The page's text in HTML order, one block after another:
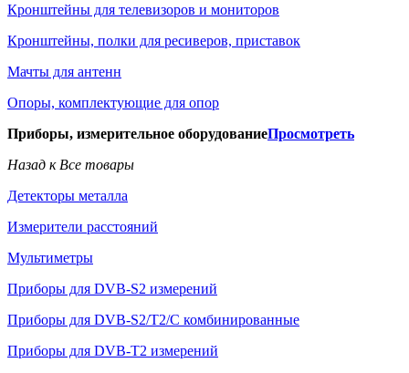
Кронштейны для телевизоров и мониторов
Кронштейны, полки для ресиверов, приставок
Мачты для антенн
Опоры, комплектующие для опор
Приборы, измерительное оборудованиеПросмотреть
Назад к Все товары
Детекторы металла
Измерители расстояний
Мультиметры
Приборы для DVB-S2 измерений
Приборы для DVB-S2/T2/C комбинированные
Приборы для DVB-T2 измерений